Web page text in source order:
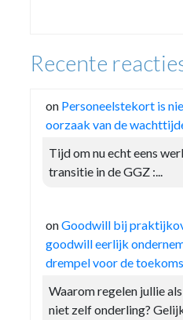
Recente
on Personeelstekort is
oorzaak van de
Tijd om nu echt eens
transitie in de GGZ :...
onGoodwill bij
goodwill eerlijk
drempel voor de
Waarom regelen jullie
niet zelf onderling?